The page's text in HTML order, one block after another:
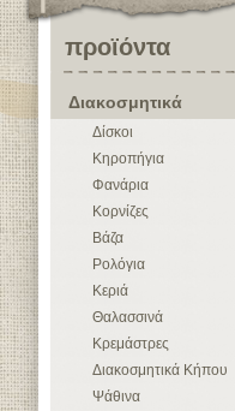
προϊόντα
Διακοσμητικά
Δίσκοι
Κηροπήγια
Φανάρια
Κορνίζες
Βάζα
Ρολόγια
Κεριά
Θαλασσινά
Κρεμάστρες
Διακοσμητικά Κήπου
Ψάθινα